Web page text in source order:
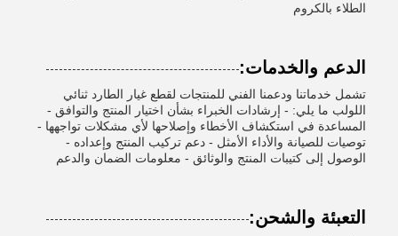
الطلاء بالكروم
الدعم والخدمات:
تشمل خدماتنا ودعمنا الفني للمنتجات لقطع غيار الطارد ثنائي
اللولب ما يلي: - إرشادات الخبراء بشأن اختيار المنتج والتوافق -
المساعدة في استكشاف الأخطاء وإصلاحها لأي مشكلات تواجهها -
توصيات للصيانة والأداء الأمثل - دعم تركيب المنتج وإعداده -
الوصول إلى كتيبات المنتج والوثائق - معلومات الضمان والدعم
التعبئة والشحن: